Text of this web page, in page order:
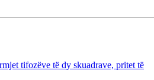
tifozëve të dy skuadrave, pritet të